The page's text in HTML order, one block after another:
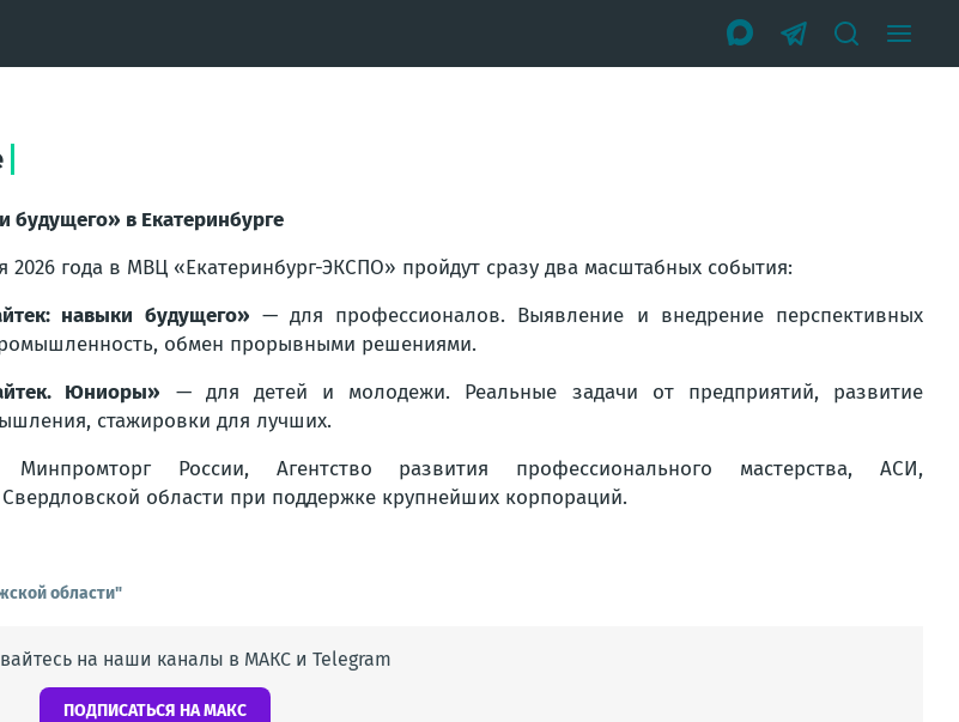
будущего» в Екатеринбурге
2026 года в МВЦ «Екатеринбург-ЭКСПО» пройдут сразу два масштабных события:
навыки будущего» — для профессионалов. Выявление и внедрение перспективных
обмен прорывными решениями.
Юниоры» — для детей и молодежи. Реальные задачи от предприятий, развитие
стажировки для лучших.
Минпромторг России, Агентство развития профессионального мастерства, АСИ,
области при поддержке крупнейших корпораций.
области"
на наши каналы в МАКС и Telegram
ПОДПИСАТЬСЯ НА МАКС